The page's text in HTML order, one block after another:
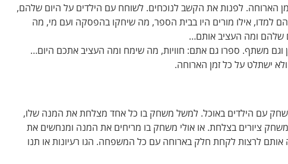
הארוחה. לפנות את הקשב לנוכחים. לשוחח עם הילדים על היום שלהם,
למדו, אילו מורים היו בבית הספר, מה שיחקו בהפסקה ועם מי, מה
שלהם ומה העציב אותם…
וגם משתף. ספרו גם אתם: חוויות, מה שימח ומה העציב אתכם היום…
ישתלט על כל זמן הארוחה.
עם הילדים באוכל. למשל משחק בו כל אחד מצלחת את המנה שלו,
ציורים בצלחת. או אולי משחק בו מריחים את המנה ומנחשים את
אותם לרצות לקחת חלק בארוחה עם כל המשפחה. הגו רעיונות או תנו